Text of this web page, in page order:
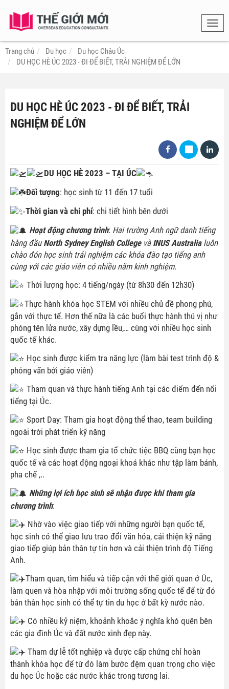
Trang chủ
Du học
Du học Châu Úc
DU HỌC HÈ ÚC 2023 - ĐI ĐỂ BIẾT, TRẢI NGHIỆM ĐỂ LỚN
DU HỌC HÈ ÚC 2023 - ĐI ĐỂ BIẾT, TRẢI
NGHIỆM ĐỂ LỚN
DU HỌC HÈ 2023 – TẠI ÚC
Đối tượng: học sinh từ 11 đến 17 tuổi
Thời gian và chi phí: chi tiết hình bên dưới
Hoạt động chương trình: Hai trường Anh ngữ danh tiếng
hàng đầu North Sydney English College vàINUS Australialuôn
chào đón học sinh trải nghiệm các khóa đào tạo tiếng anh
cùng với các giáo viên có nhiều năm kinh nghiệm.
Thời lượng học: 4 tiếng/ngày (từ 8h30 đến 12h30)
Thực hành khóa học STEM với nhiều chủ đề phong phú,
gắn với thực tế. Hơn thế nữa là các buổi thực hành thú vị như
phóng tên lửa nước, xây dựng lều,… cùng với nhiều học sinh
quốc tế khác.
Học sinh được kiểm tra năng lực (làm bài test trình độ &
phỏng vấn bởi giáo viên)
Tham quan và thực hành tiếng Anh tại các điểm đến nổi
tiếng tại Úc.
Sport Day: Tham gia hoạt động thể thao, team building
ngoài trời phát triển kỹ năng
Học sinh được tham gia tổ chức tiệc BBQ cùng bạn học
quốc tế và các hoạt động ngoại khoá khác như tập làm bánh,
pha chế ,..
Những lợi ích học sinh sẽ nhận được khi tham gia
chương trình:
Nhờ vào việc giao tiếp với những người bạn quốc tế,
học sinh có thể giao lưu trao đổi văn hóa, cải thiện kỹ năng
giao tiếp giúp bản thân tự tin hơn và cải thiện trình độ Tiếng
Anh.
Tham quan, tìm hiểu và tiếp cận với thế giới quan ở Úc,
làm quen và hòa nhập với môi trường sống quốc tế để từ đó
bản thân học sinh có thể tự tin du học ở bất kỳ nước nào.
Có nhiều kỷ niệm, khoảnh khoắc ý nghĩa khó quên bên
các gia đình Úc và đất nước xinh đẹp này.
Tham dự lễ tốt nghiệp và được cấp chứng chỉ hoàn
thành khóa học để từ đó làm bước đệm quan trọng cho việc
du học Úc hoặc các nước khác trong tương lai.